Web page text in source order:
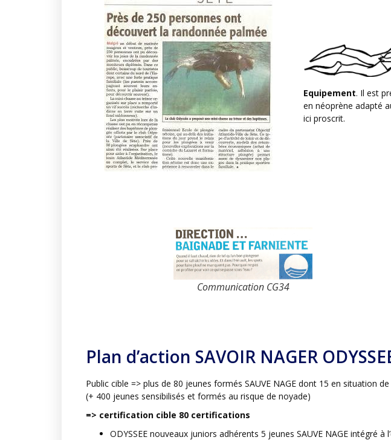
Equipement. Il est
en néoprène adapté
ici proscrit.
Communication CG34
Plan d’action SAVOIR NAGER
Public cible => plus de 80 jeunes formés SAUVE NAGE dont 15 en situation
(+ 400 jeunes sensibilisés et formés au risque de noyade)
=> certification cible 80 certifications
ODYSSEE nouveaux juniors adhérents 5 jeunes SAUVE NAGE intégré